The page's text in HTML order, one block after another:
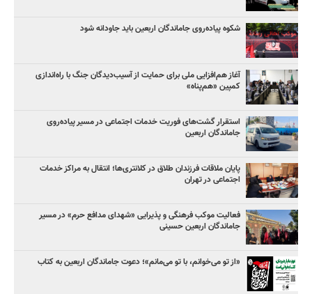
شکوه پیاده‌روی جاماندگان اربعین باید جاودانه شود
آغاز هم‌افزایی ملی برای حمایت از آسیب‌دیدگان جنگ با راه‌اندازی
کمپین «هم‌پناه»
استقرار گشت‌های فوریت خدمات اجتماعی در مسیر پیاده‌روی
جاماندگان اربعین
پایان ملاقات فرزندان طلاق در کلانتری‌ها؛ انتقال به مراکز خدمات
اجتماعی در تهران
فعالیت موکب فرهنگی و پذیرایی «شهدای مدافع حرم» در مسیر
جاماندگان اربعین حسینی
«از تو می‌خوانم، با تو می‌مانم»؛ دعوت جاماندگان اربعین به کتاب